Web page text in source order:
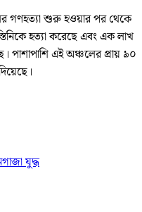
গণহত্যা শুরু হওয়ার পর থেকে
হত্যা করেছে এবং এক লাখ
পাশাপাশি এই অঞ্চলের প্রায় ৯০
গাজা যুদ্ধ